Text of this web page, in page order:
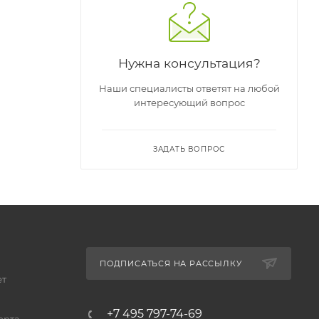
Нужна консультация?
Наши специалисты ответят на любой
интересующий вопрос
ЗАДАТЬ ВОПРОС
ПОДПИСАТЬСЯ НА РАССЫЛКУ
+7 495 797-74-69